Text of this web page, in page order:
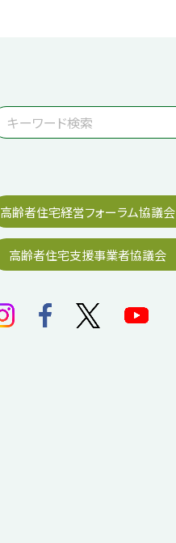
高齢者住宅経営フォーラム協議会
高齢者住宅支援事業者協議会